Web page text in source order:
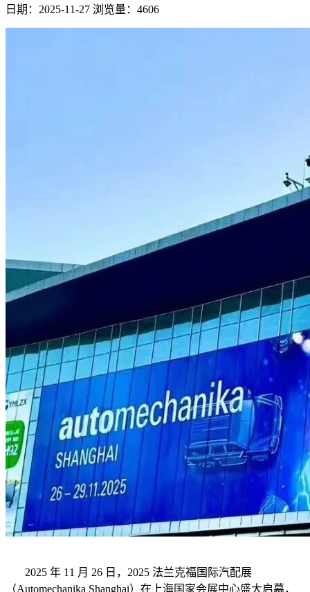
日期：2025-11-27 浏览量：4606
2025 年 11 月 26 日，2025 法兰克福国际汽配展
（Automechanika Shanghai）在上海国家会展中心盛大启幕，